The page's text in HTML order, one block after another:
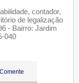
contador,
de legalização
- Bairro: Jardim
040
Comente